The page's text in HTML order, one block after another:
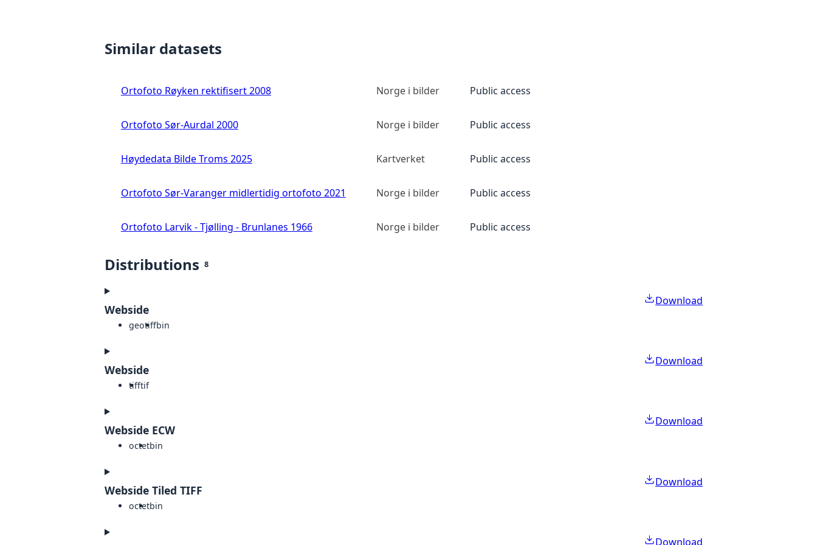
Similar datasets
Ortofoto Røyken rektifisert 2008 Norge i bilder Public access
Ortofoto Sør-Aurdal 2000 Norge i bilder Public access
Høydedata Bilde Troms 2025 Kartverket Public access
Ortofoto Sør-Varanger midlertidig ortofoto 2021 Norge i bilder Public access
Ortofoto Larvik - Tjølling - Brunlanes 1966 Norge i bilder Public access
Distributions 8
Webside
geotiffbin
Download
Webside
tifftif
Download
Webside ECW
octetbin
Download
Webside Tiled TIFF
octetbin
Download
Download